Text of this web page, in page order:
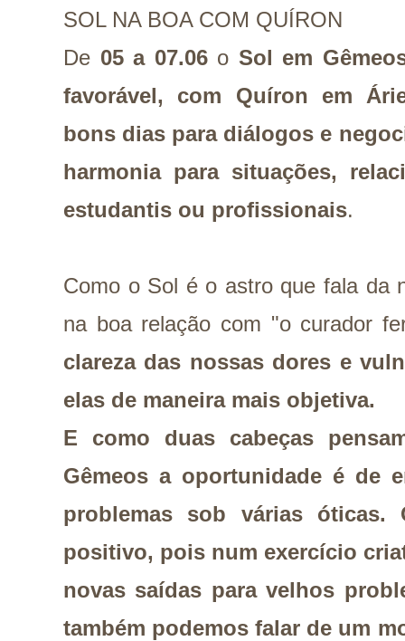
SOL NA BOA COM QUÍRON
De 05 a 07.06 o Sol em
favorável, com Quíron em
bons dias para diálogos e
harmonia para situações,
estudantis ou profissionais.
Como o Sol é o astro que fala da
na boa relação com "o curador
clareza das nossas dores e
elas de maneira mais objetiva.
E como duas cabeças
Gêmeos a oportunidade é de
problemas sob várias
positivo, pois num exercício
novas saídas para velhos
também podemos falar de um